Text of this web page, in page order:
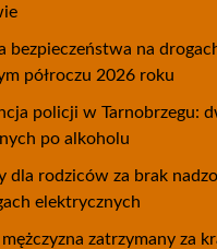
bezpieczeństwa na
półroczu 2026 roku
policji w Tarnobrzegu:
po alkoholu
dla rodziców za brak
elektrycznych
zatrzymany za